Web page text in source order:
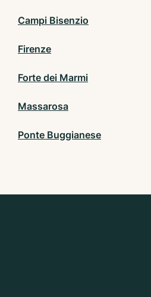
Campi Bisenzio
Firenze
Forte dei Marmi
Massarosa
Ponte Buggianese